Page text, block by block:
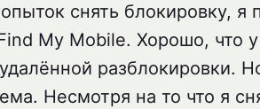
снять блокировку, я
My Mobile. Хорошо, что
разблокировки.
Несмотря на то что я